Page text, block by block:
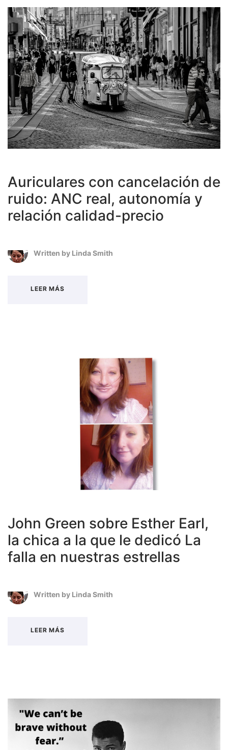
Auriculares con cancelación de
ruido: ANC real, autonomía y
relación calidad-precio
Written by Linda Smith
LEER MÁS
John Green sobre Esther Earl,
la chica a la que le dedicó La
falla en nuestras estrellas
Written by Linda Smith
LEER MÁS